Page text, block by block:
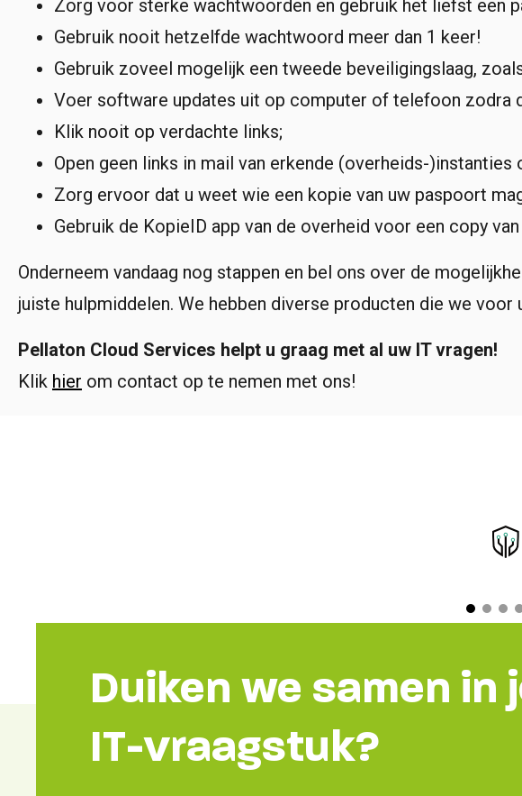
Zorg voor sterke wachtwoorden en gebruik het liefst een
Gebruik nooit hetzelfde wachtwoord meer dan 1 keer!
Gebruik zoveel mogelijk een tweede beveiligingslaag,
Voer software updates uit op computer of telefoon zodra
Klik nooit op verdachte links;
Open geen links in mail van erkende (overheids-
Zorg ervoor dat u weet wie een kopie van uw paspoort
Gebruik de KopieID app van de overheid voor een copy
Onderneem vandaag nog stappen en bel ons over de
juiste hulpmiddelen. We hebben diverse producten die we
Pellaton Cloud Services helpt u graag met al uw IT vragen!
Klik hier om contact op te nemen met ons!
Duiken we samen in
IT-vraagstuk?